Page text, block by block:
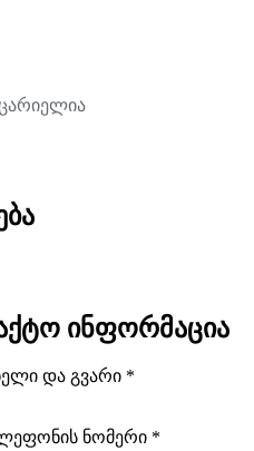
ინფორმაცია
და გვარი *
ნომერი *